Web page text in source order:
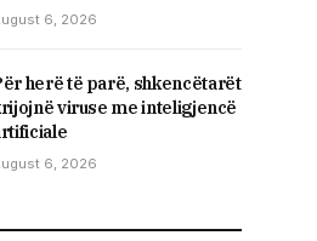
6, 2026
herë të parë, shkencëtarët
viruse me inteligjencë
6, 2026